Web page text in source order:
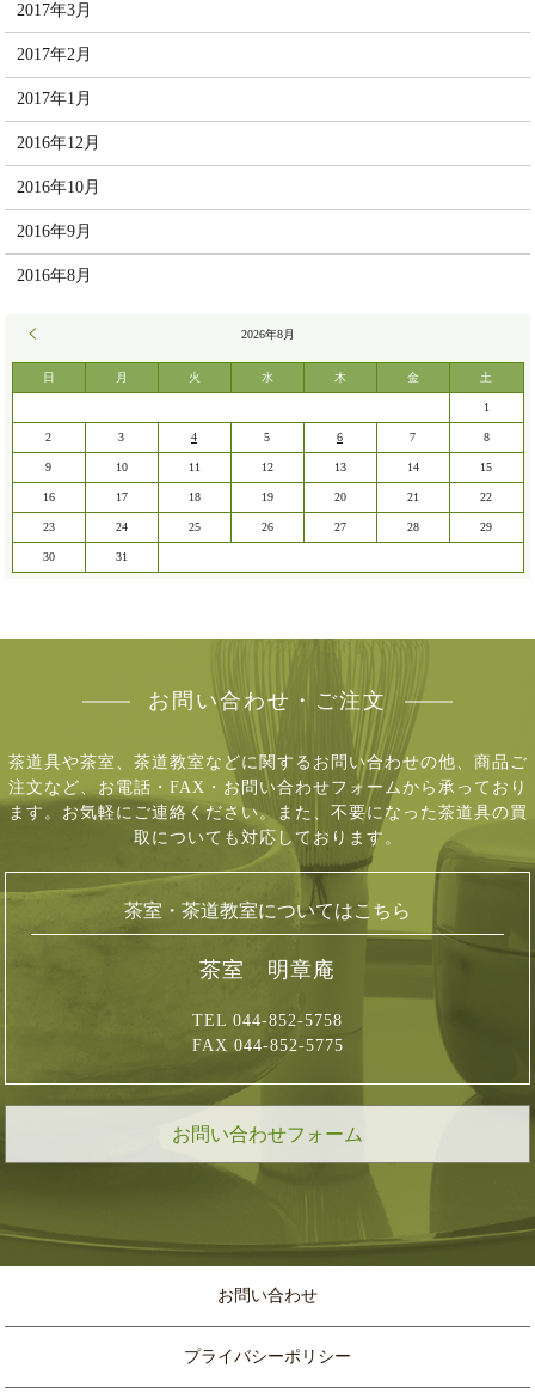
2017年3月
2017年2月
2017年1月
2016年12月
2016年10月
2016年9月
2016年8月
2026年8月
日 月 火 水 木 金 土
1
2 3 4 5 6 7 8
9 10 11 12 13 14 15
16 17 18 19 20 21 22
23 24 25 26 27 28 29
30 31
お問い合わせ・ご注文
茶道具や茶室、茶道教室などに関するお問い合わせの他、商品ご
注文など、 お電話・FAX・お問い合わせフォームから承っており
ます。お気軽にご連絡ください。 また、不要になった茶道具の買
取についても対応しております。
茶室・茶道教室についてはこちら
茶室 明章庵
TEL 044-852-5758
FAX 044-852-5775
お問い合わせフォーム
お問い合わせ
プライバシーポリシー